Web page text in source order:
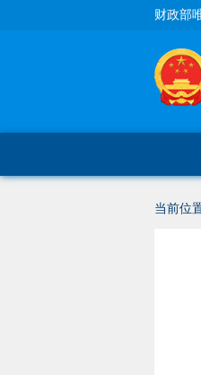
财政部
当前位